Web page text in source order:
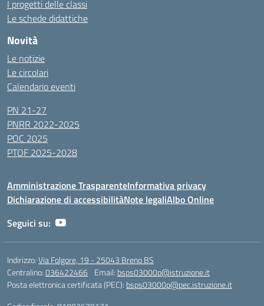
I progetti delle classi
Le schede didattiche
Novità
Le notizie
Le circolari
Calendario eventi
PN 21-27
PNRR 2022-2025
POC 2025
PTOF 2025-2028
Amministrazione TrasparenteInformativa privacy
Dichiarazione di accessibilitàNote legaliAlbo Online
Seguici su:
Indirizzo:Via Folgore, 19 - 25043 Breno BS
Centralino:036422466 Email: bsps03000p@istruzione.it
Posta elettronica certificata (PEC): bsps03000p@pec.istruzione.it